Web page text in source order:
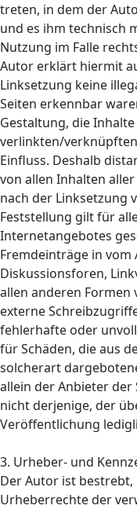
treten, in dem der
und es ihm technisch
Nutzung im Falle
Autor erklärt hiermit
Linksetzung keine
Seiten erkennbar
Gestaltung, die
verlinkten/
Einfluss. Deshalb
von allen Inhalten
nach der Linksetzung
Feststellung gilt für
Internetangebotes
Fremdeinträge in
Diskussionsforen,
allen anderen
externe
fehlerhafte oder
für Schäden, die aus
solcherart
allein der Anbieter der
nicht derjenige, der
Veröffentlichung
3. Urheber- und
Der Autor ist
Urheberrechte der